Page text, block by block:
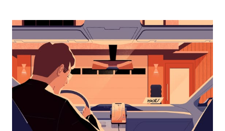
interagir
o
calendário
selecionar
uma
data.
Prima
o
botão